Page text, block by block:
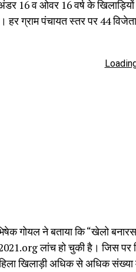
अंडर 16 व ओवर 16 वर्ष के
हर ग्राम पंचायत स्तर पर 44
गोयल ने बताया कि “खेलो
लांच हो चुकी है। जिस पर
खिलाड़ी अधिक से अधिक